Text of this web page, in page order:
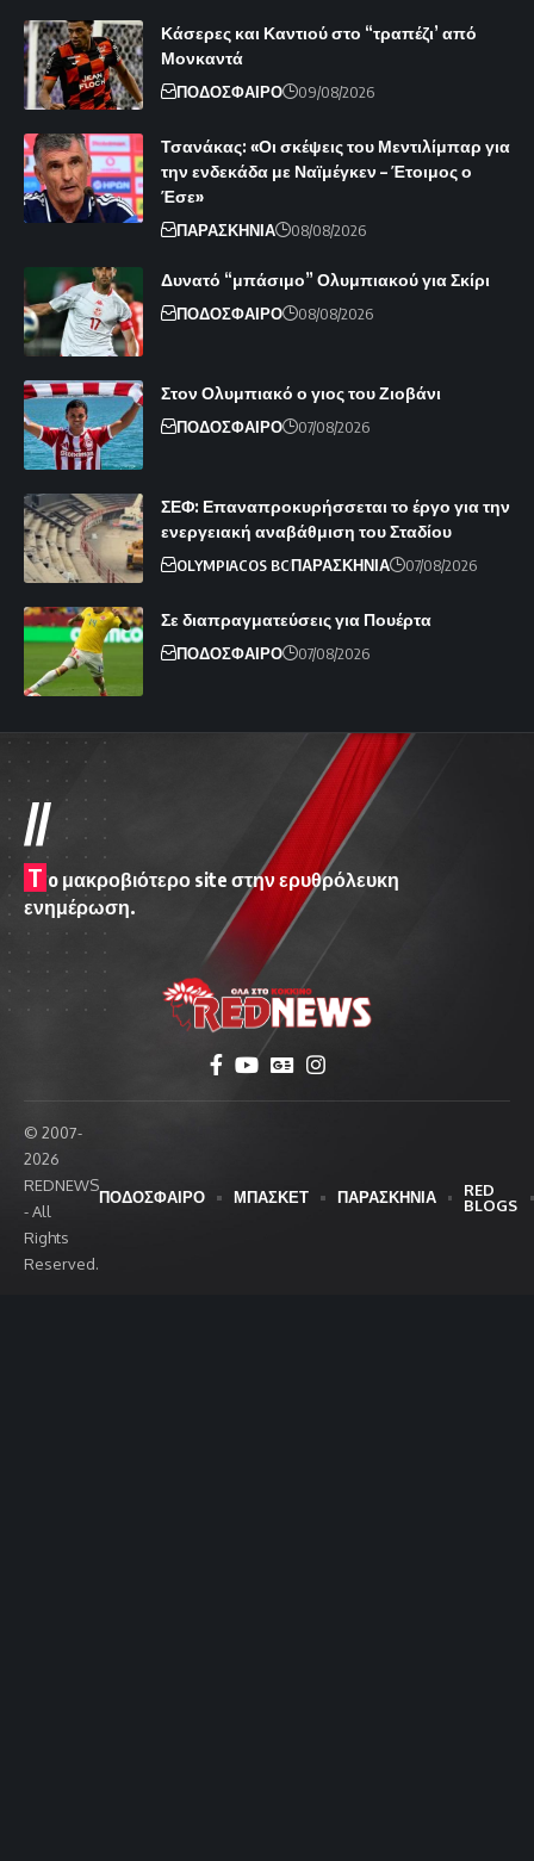
Κάσερες και Καντιού στο “τραπέζι’ από
Μονκαντά
ΠΟΔΟΣΦΑΙΡΟ 09/08/2026
Τσανάκας: «Οι σκέψεις του Μεντιλίμπαρ για
την ενδεκάδα με Ναϊμέγκεν – Έτοιμος ο
Έσε»
ΠΑΡΑΣΚΗΝΙΑ 08/08/2026
Δυνατό “μπάσιμο” Ολυμπιακού για Σκίρι
ΠΟΔΟΣΦΑΙΡΟ 08/08/2026
Στον Ολυμπιακό ο γιος του Ζιοβάνι
ΠΟΔΟΣΦΑΙΡΟ 07/08/2026
ΣΕΦ: Επαναπροκυρήσσεται το έργο για την
ενεργειακή αναβάθμιση του Σταδίου
OLYMPIACOS BCΠΑΡΑΣΚΗΝΙΑ 07/08/2026
Σε διαπραγματεύσεις για Πουέρτα
ΠΟΔΟΣΦΑΙΡΟ 07/08/2026
//
T o μακροβιότερο site στην ερυθρόλευκη
ενημέρωση.
© 2007-
2026
REDNEWS
- All
Rights
Reserved.
ΠΟΔΟΣΦΑΙΡΟ ΜΠΑΣΚΕΤ ΠΑΡΑΣΚΗΝΙΑ
RED
BLOGS